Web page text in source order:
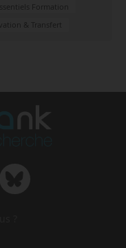
Formation
& Transfert